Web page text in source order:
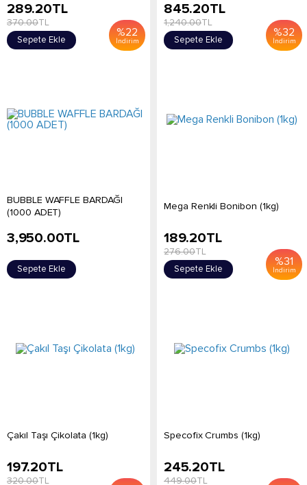
%22
İndirim
289.20TL
370.00TL
Sepete Ekle
%32
İndirim
845.20TL
1,240.00TL
Sepete Ekle
BUBBLE WAFFLE BARDAĞI
(1000 ADET)
3,950.00TL
Sepete Ekle
Mega Renkli Bonibon (1kg)
%31
İndirim
189.20TL
276.00TL
Sepete Ekle
Çakıl Taşı Çikolata (1kg)
197.20TL
320.00TL
Specofix Crumbs (1kg)
245.20TL
449.00TL